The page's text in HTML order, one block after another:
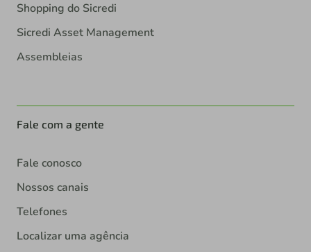
Shopping do Sicredi
Sicredi Asset Management
Assembleias
Fale com a gente
Fale conosco
Nossos canais
Telefones
Localizar uma agência